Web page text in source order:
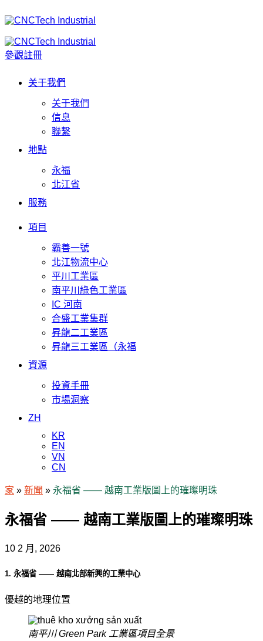
參觀註冊
关于我們
关于我們
信息
聯繫
地點
永福
北江省
服務
項目
霸善一號
北江物流中心
平川工業區
南平川綠色工業區
IC 河南
合盛工業集群
昇龍二工業區
昇龍三工業區（永福
資源
投資手冊
市場洞察
ZH
KR
EN
VN
CN
家 » 新聞 » 永福省 —— 越南工業版圖上的璀璨明珠
永福省 —— 越南工業版圖上的璀璨明珠
10 2 月, 2026
1. 永福省 —— 越南北部新興的工業中心
優越的地理位置
南平川 Green Park 工業區項目全景